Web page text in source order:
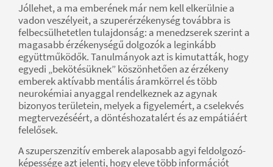
Jóllehet, a ma emberének már nem kell elkerülnie a
vadon veszélyeit, a szuperérzékenység továbbra is
felbecsülhetetlen tulajdonság: a menedzserek szerint a
magasabb érzékenységű dolgozók a leginkább
együttműködők. Tanulmányok azt is kimutatták, hogy
egyedi „bekötésüknek” köszönhetően az érzékeny
emberek aktívabb mentális áramkörrel és több
neurokémiai anyaggal rendelkeznek az agynak
bizonyos területein, melyek a figyelemért, a cselekvés
megtervezéséért, a döntéshozatalért és az empátiáért
felelősek.
A szuperszenzitív emberek alaposabb agyi feldolgozó-
képessége azt jelenti, hogy eleve több információt